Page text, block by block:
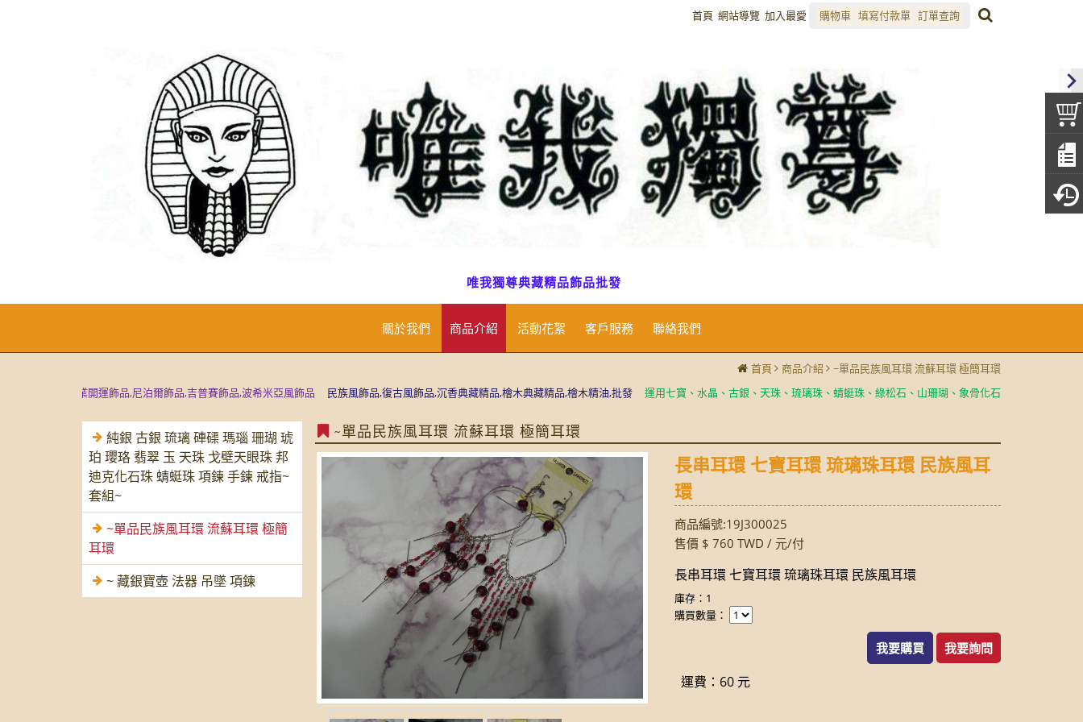
首頁 網站導覽 加入最愛 購物車 填寫付款單 訂單查詢
唯我獨尊典藏精品飾品批發
關於我們 商品介紹 活動花絮 客戶服務 聯絡我們
首頁 商品介紹
~單品民族風耳環 流蘇耳環 極簡耳環
精品是專業開運飾品,尼泊爾飾品,吉普賽飾品,波希米亞風飾品
民族風飾品,復古風飾品,沉香典藏精品,檜木典藏精品,檜木精油,批發 運用七寶、水晶、古銀、天珠、琉璃珠、蜻蜓珠、綠松石、山珊瑚、象骨化石、石榴石,
純銀 古銀 琉璃 硨磲 瑪瑙 珊瑚 琥
珀 瓔珞 翡翠 玉 天珠 戈壁天眼珠 邦
迪克化石珠 蜻蜓珠 項鍊 手鍊 戒指~
套組~
~單品民族風耳環 流蘇耳環 極簡
耳環
~ 藏銀寶壺 法器 吊墜 項鍊
~單品民族風耳環 流蘇耳環 極簡耳環
長串耳環 七寶耳環 琉璃珠耳環 民族風耳
環
商品編號:19J300025
售價 $ 760 TWD / 元/付
長串耳環 七寶耳環 琉璃珠耳環 民族風耳環
庫存：1
購買數量：
我要購買 我要詢問
運費：60 元